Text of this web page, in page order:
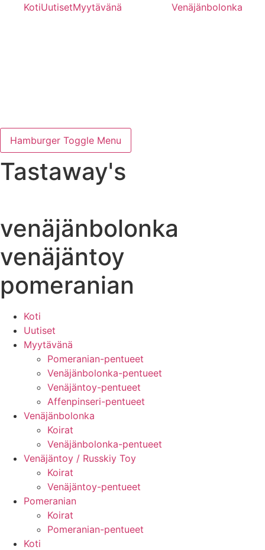
KotiUutisetMyytävänä Venäjänbolonka
Hamburger Toggle Menu
Tastaway's
venäjänbolonka
venäjäntoy
pomeranian
Koti
Uutiset
Myytävänä
Pomeranian-pentueet
Venäjänbolonka-pentueet
Venäjäntoy-pentueet
Affenpinseri-pentueet
Venäjänbolonka
Koirat
Venäjänbolonka-pentueet
Venäjäntoy / Russkiy Toy
Koirat
Venäjäntoy-pentueet
Pomeranian
Koirat
Pomeranian-pentueet
Koti